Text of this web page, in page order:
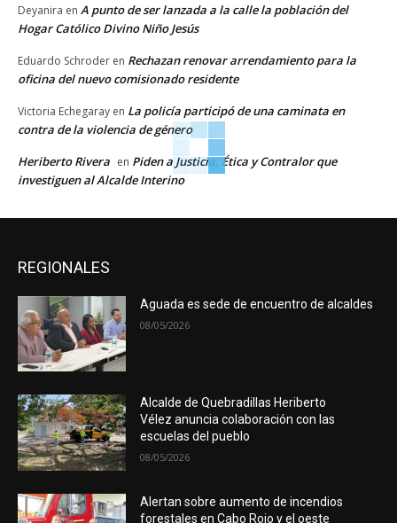
Deyanira en A punto de ser lanzada a la calle la población del
Hogar Católico Divino Niño Jesús
Eduardo Schroder en Rechazan renovar arrendamiento para la
oficina del nuevo comisionado residente
Victoria Echegaray en La policía participó de una caminata en
contra de la violencia de género
Heriberto Rivera en Piden a Justicia, Ética y Contralor que
investiguen al Alcalde Interino
REGIONALES
Aguada es sede de encuentro de alcaldes
08/05/2026
Alcalde de Quebradillas Heriberto
Vélez anuncia colaboración con las
escuelas del pueblo
08/05/2026
Alertan sobre aumento de incendios
forestales en Cabo Rojo y el oeste